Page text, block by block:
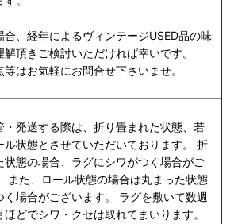
合、経年によるヴィンテージUSED品の味
解頂きご検討いただければ幸いです。
等はお気軽にお問合せ下さいませ。
・発送する際は、折り畳まれた状態、若
ル状態とさせていただいております。 折
状態の場合、ラグにシワがつく場合がご
また、ロール状態の場合は丸まった状態
く場合がございます。 ラグを敷いて数週
ほどでシワ・クセは取れてまいります。